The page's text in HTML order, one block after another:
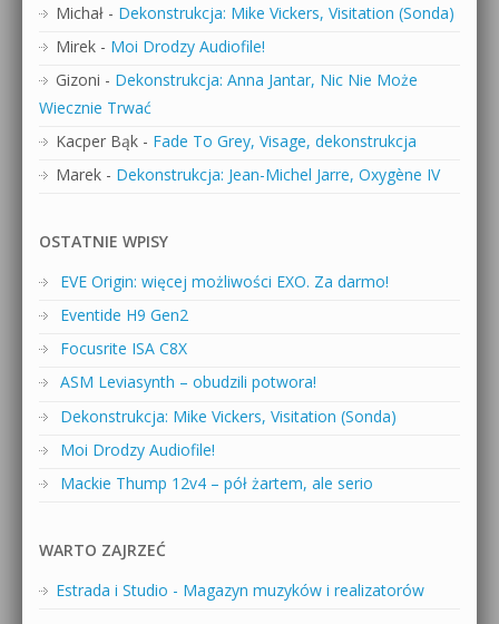
Michał - Dekonstrukcja: Mike Vickers, Visitation (Sonda)
Mirek - Moi Drodzy Audiofile!
Gizoni - Dekonstrukcja: Anna Jantar, Nic Nie Może
Wiecznie Trwać
Kacper Bąk - Fade To Grey, Visage, dekonstrukcja
Marek - Dekonstrukcja: Jean-Michel Jarre, Oxygène IV
OSTATNIE WPISY
EVE Origin: więcej możliwości EXO. Za darmo!
Eventide H9 Gen2
Focusrite ISA C8X
ASM Leviasynth – obudzili potwora!
Dekonstrukcja: Mike Vickers, Visitation (Sonda)
Moi Drodzy Audiofile!
Mackie Thump 12v4 – pół żartem, ale serio
WARTO ZAJRZEĆ
Estrada i Studio - Magazyn muzyków i realizatorów